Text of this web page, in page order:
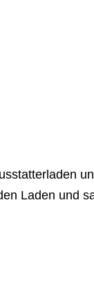
Laden und